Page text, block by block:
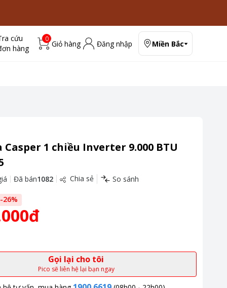
cứu
hàng
0
Giỏ hàng Đăng nhập Miền Bắc
1 chiều Inverter 9.000 BTU
Đã bán1082 Chia sẻ So sánh
-26%
Gọi lại cho tôi
Pico sẽ liên hệ lại bạn ngay